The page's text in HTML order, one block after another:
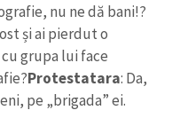
nu ne dă bani!?
și ai pierdut o
grupa lui face
Protestatara: Da,
pe „brigada” ei.